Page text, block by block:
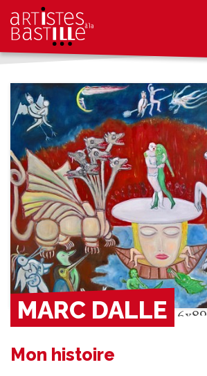
La symbiose rêvée 2019 116x89
MARC DALLE
Mon histoire